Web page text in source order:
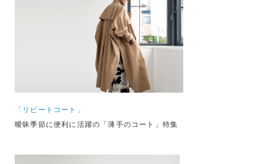
「リピートコート」
曖昧季節に便利に活躍の「薄手のコート」特集